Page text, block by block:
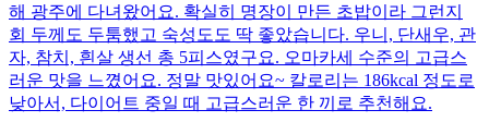
해 광주에 다녀왔어요. 확실히 명장이 만든 초밥이라 그런지
회 두께도 두툼했고 숙성도도 딱 좋았습니다. 우니, 단새우, 관
자, 참치, 흰살 생선 총 5피스였구요. 오마카세 수준의 고급스
러운 맛을 느꼈어요. 정말 맛있어요~ 칼로리는 186kcal 정도로
낮아서, 다이어트 중일 때 고급스러운 한 끼로 추천해요.